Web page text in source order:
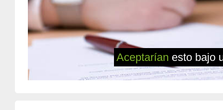
Aceptarían esto bajo